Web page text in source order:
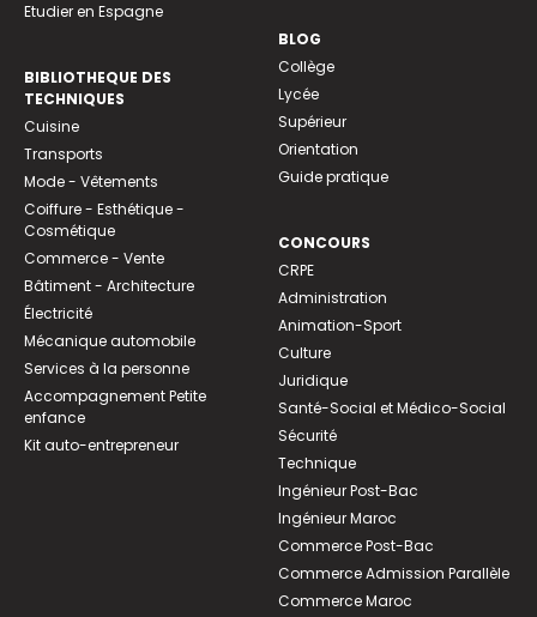
Etudier en Espagne
BIBLIOTHEQUE DES
TECHNIQUES
Cuisine
Transports
Mode - Vêtements
Coiffure - Esthétique -
Cosmétique
Commerce - Vente
Bâtiment - Architecture
Électricité
Mécanique automobile
Services à la personne
Accompagnement Petite
enfance
Kit auto-entrepreneur
BLOG
Collège
Lycée
Supérieur
Orientation
Guide pratique
CONCOURS
CRPE
Administration
Animation-Sport
Culture
Juridique
Santé-Social et Médico-Social
Sécurité
Technique
Ingénieur Post-Bac
Ingénieur Maroc
Commerce Post-Bac
Commerce Admission Parallèle
Commerce Maroc